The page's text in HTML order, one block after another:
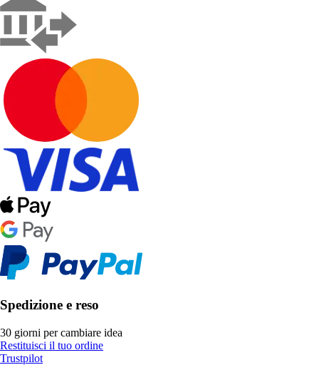
Spedizione e reso
30 giorni per cambiare idea
Restituisci il tuo ordine
Trustpilot